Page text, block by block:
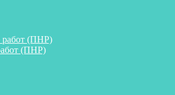
работ (ПНР)
(ПНР)